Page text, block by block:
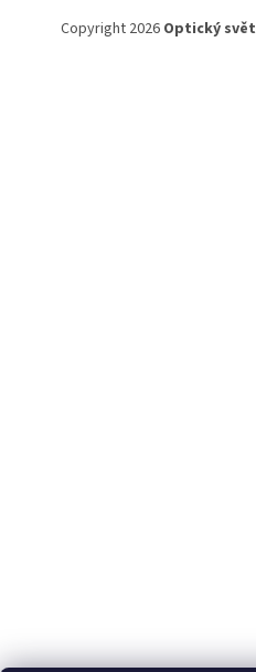
Copyright 2026 Optický svět